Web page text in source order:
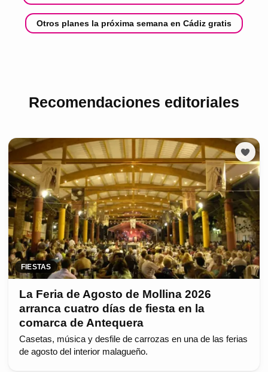
Otros planes la próxima semana en Cádiz gratis
Recomendaciones editoriales
FIESTAS
La Feria de Agosto de Mollina 2026
arranca cuatro días de fiesta en la
comarca de Antequera
Casetas, música y desfile de carrozas en una de las ferias
de agosto del interior malagueño.